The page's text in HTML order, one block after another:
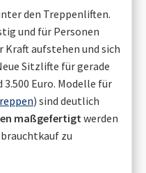
den Treppenliften.
und für Personen
Kraft aufstehen und sich
Sitzlifte für gerade
Euro. Modelle für
) sind deutlich
maßgefertigt werden
zu